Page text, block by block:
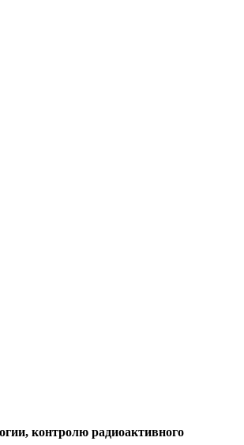
контролю радиоактивного